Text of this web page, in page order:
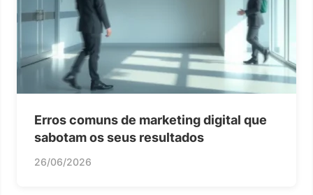
Erros comuns de marketing digital que
sabotam os seus resultados
26/06/2026